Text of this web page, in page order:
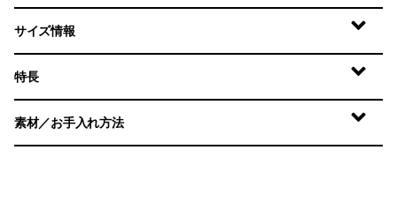
サイズ情報
特長
素材／お手入れ方法